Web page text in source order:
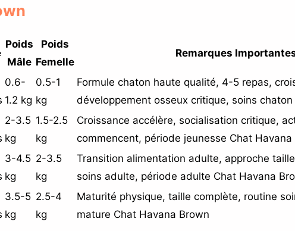
Poids
Mâle
Poids
Femelle
Remarques
0.6-
1.2 kg
0.5-1
kg
Formule chaton haute qualité, 4-5 repas,
développement osseux critique, soins
2-3.5
kg
1.5-2.5
kg
Croissance accélère, socialisation critique,
commencent, période jeunesse Chat Havana
3-4.5
kg
2-3.5
kg
Transition alimentation adulte, approche
soins adulte, période adulte Chat Havana
3.5-5
kg
2.5-4
kg
Maturité physique, taille complète, routine
mature Chat Havana Brown